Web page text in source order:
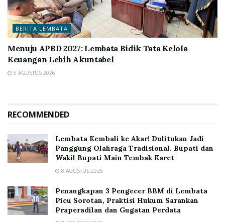
BERITA LEMBATA
Menuju APBD 2027: Lembata Bidik Tata Kelola
Keuangan Lebih Akuntabel
5 AGUSTUS 2026
RECOMMENDED
Lembata Kembali ke Akar! Dulitukan Jadi
Panggung Olahraga Tradisional. Bupati dan
Wakil Bupati Main Tembak Karet
8 AGUSTUS 2026
Penangkapan 3 Pengecer BBM di Lembata
Picu Sorotan, Praktisi Hukum Sarankan
Praperadilan dan Gugatan Perdata